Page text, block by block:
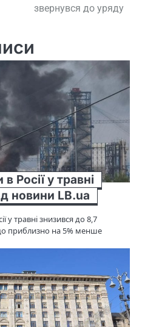
звернувся до уряду
Росії у травні
новини LB.ua
у травні знизився до 8,7
приблизно на 5% менше